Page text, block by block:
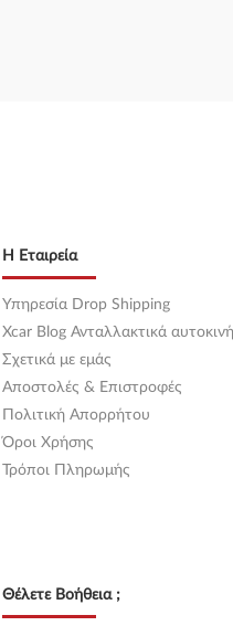
Η Εταιρεία
Υπηρεσία Drop Shipping
Xcar Blog Ανταλλακτικά
Σχετικά με εμάς
Αποστολές & Επιστροφές
Πολιτική Απορρήτου
Όροι Χρήσης
Τρόποι Πληρωμής
Θέλετε Βοήθεια ;